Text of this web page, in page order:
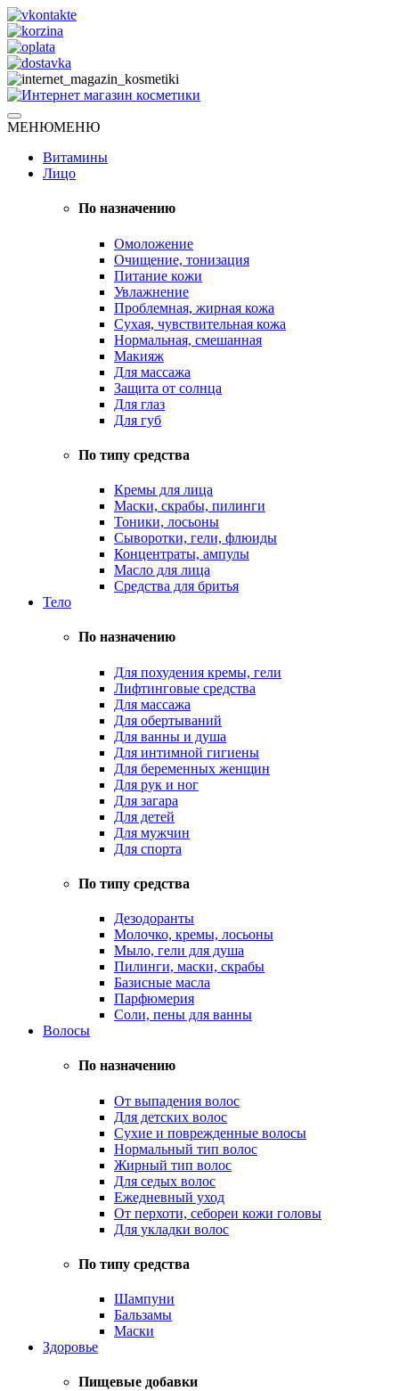
Skip
to
content
Интернет магазин косметики
Натуральная косметика
МЕНЮМЕНЮ
Витамины
Лицо
По назначению
Омоложение
Очищение, тонизация
Питание кожи
Увлажнение
Проблемная, жирная кожа
Сухая, чувствительная кожа
Нормальная, смешанная
Макияж
Для массажа
Защита от солнца
Для глаз
Для губ
По типу средства
Кремы для лица
Маски, скрабы, пилинги
Тоники, лосьоны
Сыворотки, гели, флюиды
Концентраты, ампулы
Масло для лица
Средства для бритья
Тело
По назначению
Для похудения кремы, гели
Лифтинговые средства
Для массажа
Для обертываний
Для ванны и душа
Для интимной гигиены
Для беременных женщин
Для рук и ног
Для загара
Для детей
Для мужчин
Для спорта
По типу средства
Дезодоранты
Молочко, кремы, лосьоны
Мыло, гели для душа
Пилинги, маски, скрабы
Базисные масла
Парфюмерия
Соли, пены для ванны
Волосы
По назначению
От выпадения волос
Для детских волос
Сухие и поврежденные волосы
Нормальный тип волос
Жирный тип волос
Для седых волос
Ежедневный уход
От перхоти, себореи кожи головы
Для укладки волос
По типу средства
Шампуни
Бальзамы
Маски
Здоровье
Пищевые добавки